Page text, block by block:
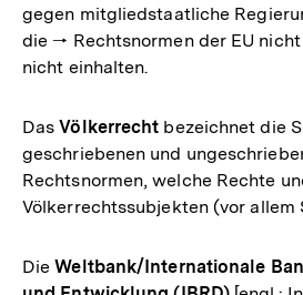
gegen mitgliedstaatliche
die 🠒 Rechtsnormen der EU
nicht einhalten.
DasVölkerrecht bezeichnet die
geschriebenen und
Rechtsnormen, welche Rechte
Völkerrechtssubjekten (vor allem
DieWeltbank/Internationale